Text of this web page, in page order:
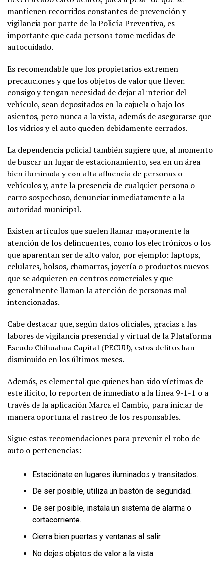
mantienen recorridos constantes de prevención y
vigilancia por parte de la Policía Preventiva, es
importante que cada persona tome medidas de
autocuidado.
Es recomendable que los propietarios extremen
precauciones y que los objetos de valor que lleven
consigo y tengan necesidad de dejar al interior del
vehículo, sean depositados en la cajuela o bajo los
asientos, pero nunca a la vista, además de asegurarse que
los vidrios y el auto queden debidamente cerrados.
La dependencia policial también sugiere que, al momento
de buscar un lugar de estacionamiento, sea en un área
bien iluminada y con alta afluencia de personas o
vehículos y, ante la presencia de cualquier persona o
carro sospechoso, denunciar inmediatamente a la
autoridad municipal.
Existen artículos que suelen llamar mayormente la
atención de los delincuentes, como los electrónicos o los
que aparentan ser de alto valor, por ejemplo: laptops,
celulares, bolsos, chamarras, joyería o productos nuevos
que se adquieren en centros comerciales y que
generalmente llaman la atención de personas mal
intencionadas.
Cabe destacar que, según datos oficiales, gracias a las
labores de vigilancia presencial y virtual de la Plataforma
Escudo Chihuahua Capital (PECUU), estos delitos han
disminuido en los últimos meses.
Además, es elemental que quienes han sido víctimas de
este ilícito, lo reporten de inmediato a la línea 9-1-1 o a
través de la aplicación Marca el Cambio, para iniciar de
manera oportuna el rastreo de los responsables.
Sigue estas recomendaciones para prevenir el robo de
auto o pertenencias:
Estaciónate en lugares iluminados y transitados.
De ser posible, utiliza un bastón de seguridad.
De ser posible, instala un sistema de alarma o
cortacorriente.
Cierra bien puertas y ventanas al salir.
No dejes objetos de valor a la vista.